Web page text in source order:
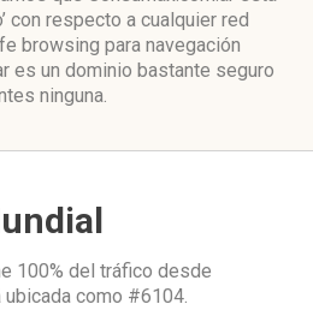
con respecto a cualquier red
browsing para navegación
es un dominio bastante seguro
ninguna.
100% del tráfico desde
como #6104.